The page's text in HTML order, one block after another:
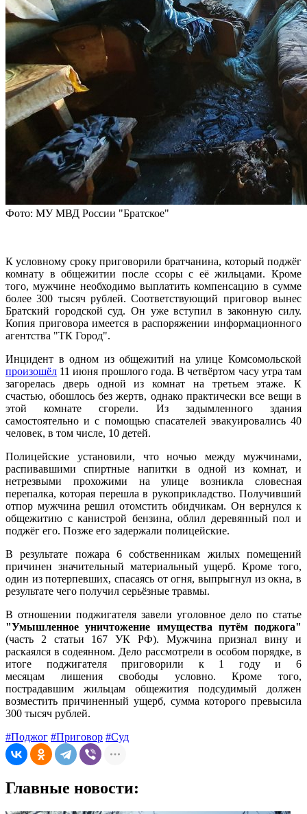
Фото: МУ МВД России "Братское"
К условному сроку приговорили братчанина, который поджёг
комнату в общежитии после ссоры с её жильцами. Кроме
того, мужчине необходимо выплатить компенсацию в сумме
более 300 тысяч рублей. Соответствующий приговор вынес
Братский городской суд. Он уже вступил в законную силу.
Копия приговора имеется в распоряжении информационного
агентства "ТК Город".
Инцидент в одном из общежитий на улице Комсомольской
произошёл 11 июня прошлого года. В четвёртом часу утра там
загорелась дверь одной из комнат на третьем этаже. К
счастью, обошлось без жертв, однако практически все вещи в
этой комнате сгорели. Из задымленного здания
самостоятельно и с помощью спасателей эвакуировались 40
человек, в том числе, 10 детей.
Полицейские установили, что ночью между мужчинами,
распивавшими спиртные напитки в одной из комнат, и
нетрезвыми прохожими на улице возникла словесная
перепалка, которая перешла в рукоприкладство. Получивший
отпор мужчина решил отомстить обидчикам. Он вернулся к
общежитию с канистрой бензина, облил деревянный пол и
поджёг его. Позже его задержали полицейские.
В результате пожара 6 собственникам жилых помещений
причинен значительный материальный ущерб. Кроме того,
один из потерпевших, спасаясь от огня, выпрыгнул из окна, в
результате чего получил серьёзные травмы.
В отношении поджигателя завели уголовное дело по статье
"Умышленное уничтожение имущества путём поджога"
(часть 2 статьи 167 УК РФ). Мужчина признал вину и
раскаялся в содеянном. Дело рассмотрели в особом порядке, в
итоге поджигателя приговорили к 1 году и 6
месяцам лишения свободы условно. Кроме того,
пострадавшим жильцам общежития подсудимый должен
возместить причиненный ущерб, сумма которого превысила
300 тысяч рублей.
#Поджог #Приговор #Суд
Главные новости: